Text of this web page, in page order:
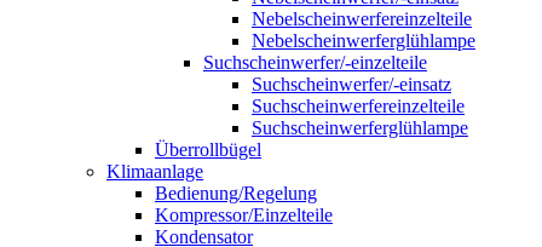
Nebelscheinwerfereinzelteile
Nebelscheinwerferglühlampe
Suchscheinwerfer/-einzelteile
Suchscheinwerfer/-einsatz
Suchscheinwerfereinzelteile
Suchscheinwerferglühlampe
Überrollbügel
Klimaanlage
Bedienung/Regelung
Kompressor/Einzelteile
Kondensator